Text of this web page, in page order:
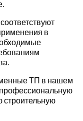
в
ТП в нашем
профессиональную
строительную